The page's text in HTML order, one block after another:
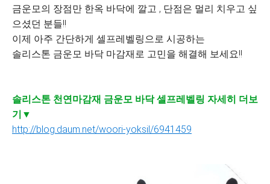
금운모의 장점만 한옥 바닥에 깔고 , 단점은 멀리 치우고 싶
으셨던 분들!!
이제 아주 간단하게 셀프레벨링으로 시공하는
솔리스톤 금운모 바닥 마감재로 고민을 해결해 보세요!!
솔리스톤 천연마감재 금운모 바닥 셀프레벨링 자세히 더보
기▼
http://blog.daum.net/woori-yoksil/6941459